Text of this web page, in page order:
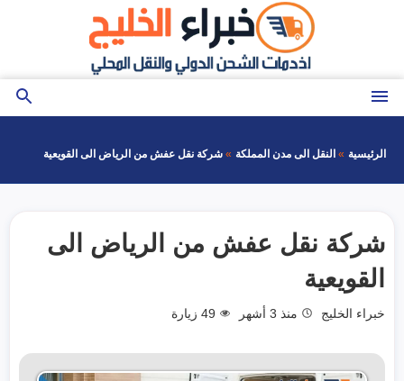
القائمة
بحث
الرئيسية النقل الى مدن المملكة شركة نقل عفش من الرياض الى القويعية
شركة نقل عفش من الرياض الى
القويعية
خبراء الخليج منذ 3 أشهر 49 زيارة